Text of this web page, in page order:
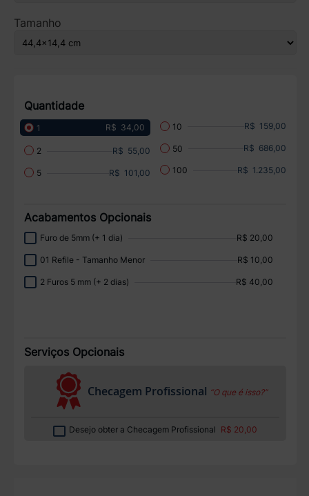
Tamanho
Quantidade
1 R$ 34,00
2 R$ 55,00
5 R$ 101,00
10 R$ 159,00
50 R$ 686,00
100 R$ 1.235,00
Acabamentos Opcionais
Furo de 5mm (+ 1 dia) R$ 20,00
01 Refile - Tamanho Menor R$ 10,00
2 Furos 5 mm (+ 2 dias) R$ 40,00
Serviços Opcionais
Checagem Profissional “O que é isso?”
Desejo obter a Checagem Profissional R$ 20,00